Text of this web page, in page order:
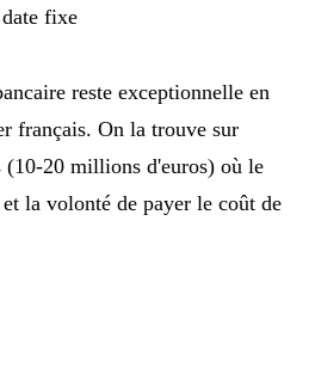
fixe
reste exceptionnelle en
français. On la trouve sur
(10-20 millions d'euros) où le
la volonté de payer le coût de